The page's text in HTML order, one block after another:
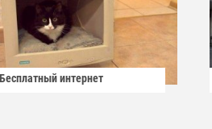
Бесплатный интернет